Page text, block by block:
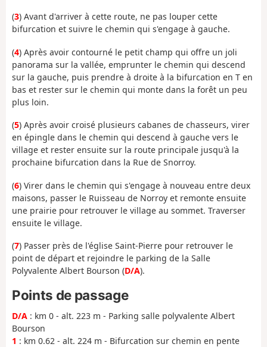
(3) Avant d'arriver à cette route, ne pas louper cette
bifurcation et suivre le chemin qui s'engage à gauche.
(4) Après avoir contourné le petit champ qui offre un joli
panorama sur la vallée, emprunter le chemin qui descend
sur la gauche, puis prendre à droite à la bifurcation en T en
bas et rester sur le chemin qui monte dans la forêt un peu
plus loin.
(5) Après avoir croisé plusieurs cabanes de chasseurs, virer
en épingle dans le chemin qui descend à gauche vers le
village et rester ensuite sur la route principale jusqu'à la
prochaine bifurcation dans la Rue de Snorroy.
(6) Virer dans le chemin qui s'engage à nouveau entre deux
maisons, passer le Ruisseau de Norroy et remonte ensuite
une prairie pour retrouver le village au sommet. Traverser
ensuite le village.
(7) Passer près de l'église Saint-Pierre pour retrouver le
point de départ et rejoindre le parking de la Salle
Polyvalente Albert Bourson (D/A).
Points de passage
D/A : km 0 - alt. 223 m - Parking salle polyvalente Albert
Bourson
1 : km 0.62 - alt. 224 m - Bifurcation sur chemin en pente